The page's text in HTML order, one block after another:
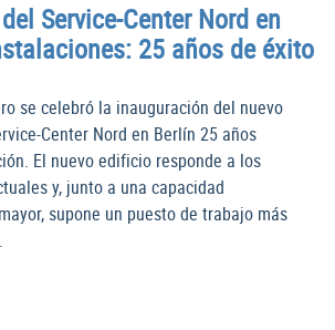
Service-Center Nord en
25 años de éxito
se celebró la inauguración del nuevo
Center Nord en Berlín 25 años
El nuevo edificio responde a los
y, junto a una capacidad
supone un puesto de trabajo más